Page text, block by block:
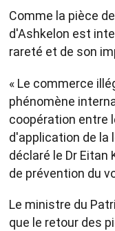
Comme la pièce
d'Ashkelon est
rareté et de son
« Le commerce
phénomène
coopération entre
d'application de la
déclaré le Dr Eitan
de prévention du
Le ministre du
que le retour des